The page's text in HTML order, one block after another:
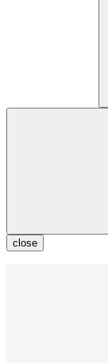
close